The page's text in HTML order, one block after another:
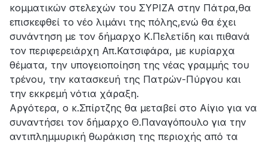
κομματικών στελεχών του ΣΥΡΙΖΑ στην Πάτρα,θα
επισκεφθεί το νέο λιμάνι της πόλης,ενώ θα έχει
συνάντηση με τον δήμαρχο Κ.Πελετίδη και πιθανά
τον περιφερειάρχη Απ.Κατσιφάρα, με κυρίαρχα
θέματα, την υπογειοποίηση της νέας γραμμής του
τρένου, την κατασκευή της Πατρών-Πύργου και
την εκκρεμή νότια χάραξη.
Αργότερα, ο κ.Σπίρτζης θα μεταβεί στο Αίγιο για να
συναντήσει τον δήμαρχο Θ.Παναγόπουλο για την
αντιπλημμυρική θωράκιση της περιοχής από τα